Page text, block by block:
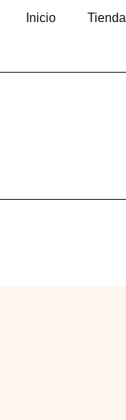
Inicio Tienda